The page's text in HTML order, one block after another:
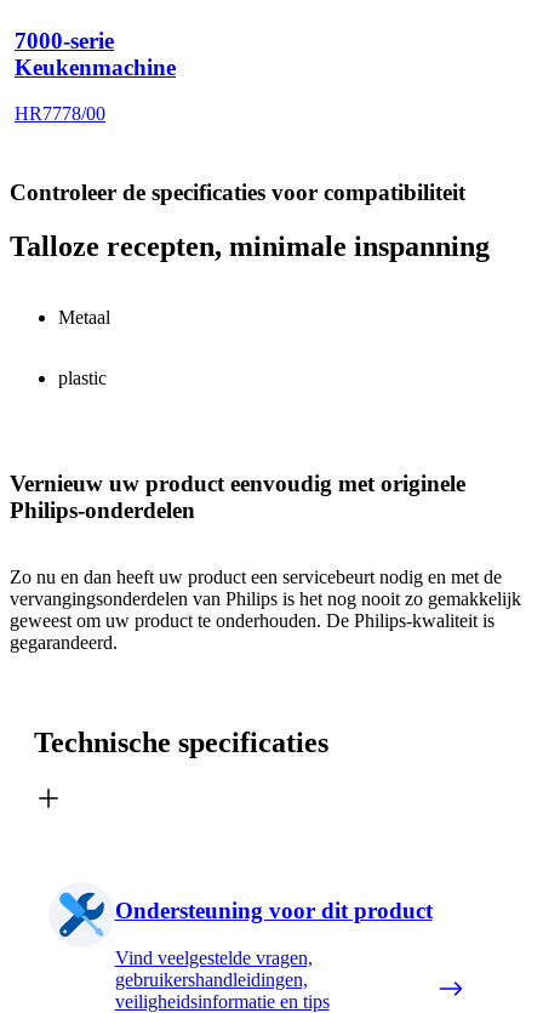
7000-serie
Keukenmachine
HR7778/00
Controleer de specificaties voor compatibiliteit
Talloze recepten, minimale inspanning
Metaal
plastic
Vernieuw uw product eenvoudig met originele
Philips-onderdelen
Zo nu en dan heeft uw product een servicebeurt nodig en met de
vervangingsonderdelen van Philips is het nog nooit zo gemakkelijk
geweest om uw product te onderhouden. De Philips-kwaliteit is
gegarandeerd.
Technische specificaties
Ondersteuning voor dit product
Vind veelgestelde vragen,
gebruikershandleidingen,
veiligheidsinformatie en tips